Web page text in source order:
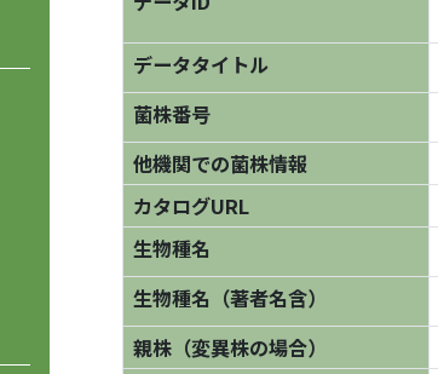
データタイトル
菌株番号
他機関での菌株情報
カタログURL
生物種名
生物種名（著者名含）
親株（変異株の場合）